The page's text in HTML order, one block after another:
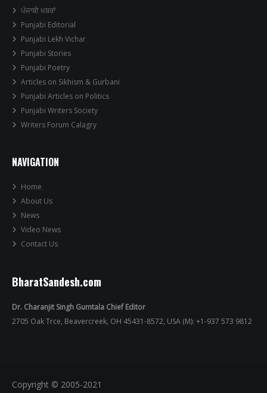
ਪੰਜਾਬੀ ਖਬਰਾਂ
Punjabi Editorial
Punjabi Lekh Vichar
Punjabi Stories
Punjabi Poetry
Articles on Sikhism & Gurbani
Punjabi Articles on Politics
Punjabi Writers Society
Writers Forum Calagry
NAVIGATION
Home
About Us
News
Video News
Contact Us
BharatSandesh.com
Dr. Charanjit Singh Gumtala Chief Editor
2705 Oak Trce, Beavercreek, OH 45431-8572, USA (M): +1-937 573 9812
Copyright © 2005-2021